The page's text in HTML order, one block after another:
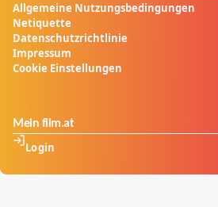
Allgemeine Nutzungsbedingungen
Netiquette
Datenschutzrichtlinie
Impressum
Cookie Einstellungen
Mein film.at
Login